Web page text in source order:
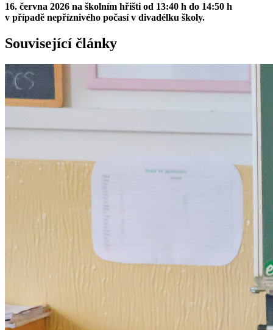
16. června 2026 na školním hřišti od 13:40 h do 14:50 h
v případě nepříznivého počasí v divadélku školy.
Související články